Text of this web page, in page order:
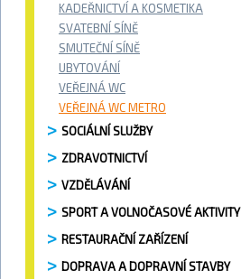
KADEŘNICTVÍ A KOSMETIKA
SVATEBNÍ SÍNĚ
SMUTEČNÍ SÍNĚ
UBYTOVÁNÍ
VEŘEJNÁ WC
VEŘEJNÁ WC METRO
SOCIÁLNÍ SLUŽBY
ZDRAVOTNICTVÍ
VZDĚLÁVÁNÍ
SPORT A VOLNOČASOVÉ AKTIVITY
RESTAURAČNÍ ZAŘÍZENÍ
DOPRAVA A DOPRAVNÍ STAVBY